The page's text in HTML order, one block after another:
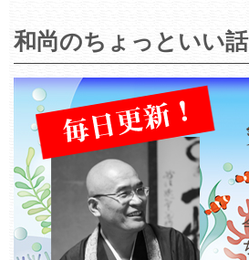
和尚のちょっといい話